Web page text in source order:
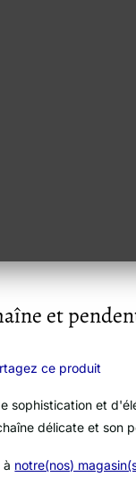
et
ce produit
sophistication et
délicate et son
à notre(nos)